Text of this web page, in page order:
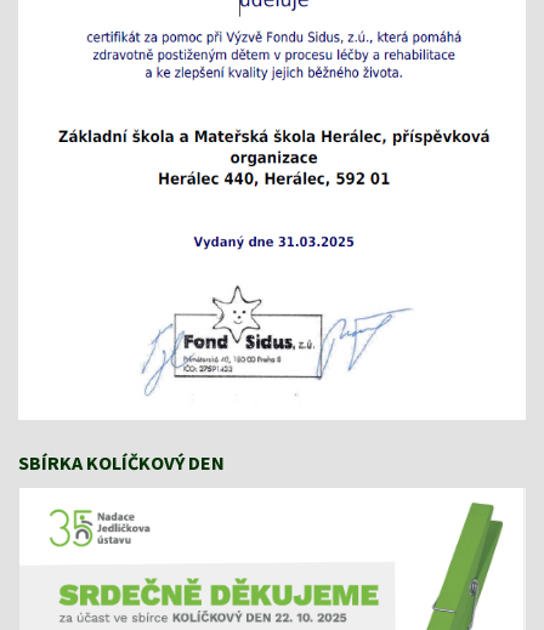
SBÍRKA KOLÍČKOVÝ DEN